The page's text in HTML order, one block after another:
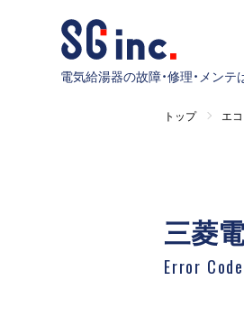
電気給湯器の故障・修理・メン
トップ エ
三菱
Error Code